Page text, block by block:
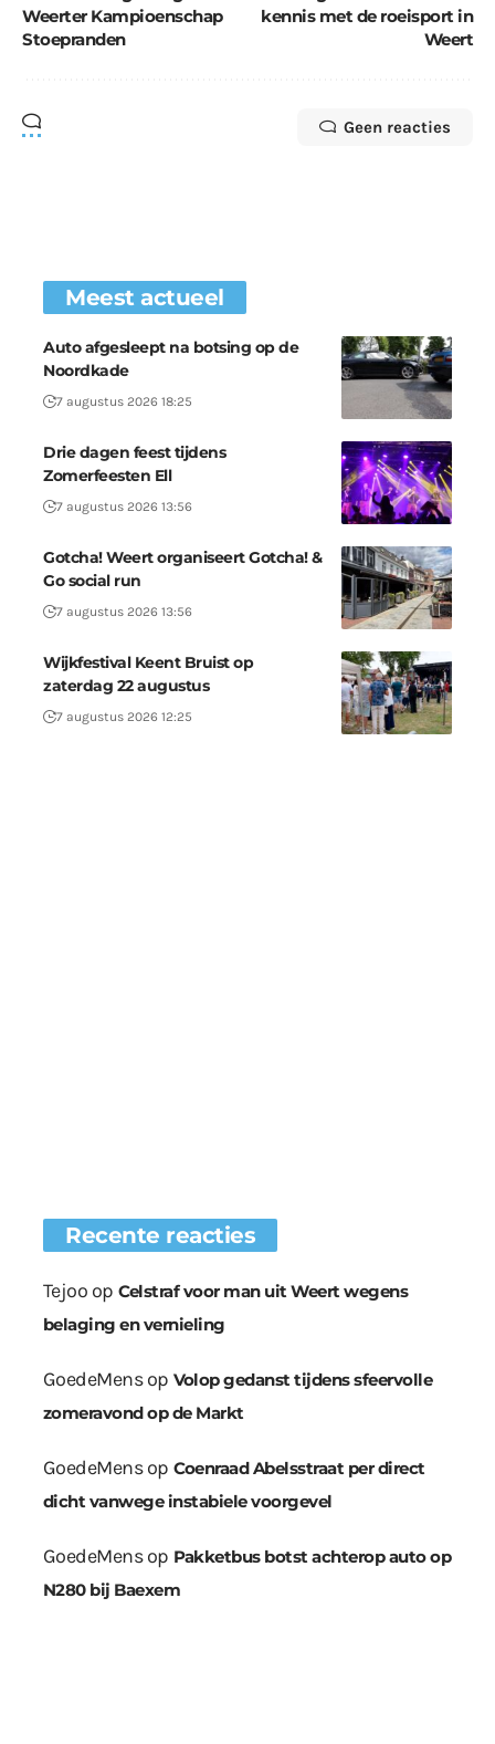
Weerter Kampioenschap
Stoepranden
kennis met de roeisport in
Weert
Geen reacties
Meest actueel
Auto afgesleept na botsing op de
Noordkade
7 augustus 2026 18:25
Drie dagen feest tijdens
Zomerfeesten Ell
7 augustus 2026 13:56
Gotcha! Weert organiseert Gotcha! &
Go social run
7 augustus 2026 13:56
Wijkfestival Keent Bruist op
zaterdag 22 augustus
7 augustus 2026 12:25
Recente reacties
Tejoo op Celstraf voor man uit Weert wegens
belaging en vernieling
GoedeMensop Volop gedanst tijdens sfeervolle
zomeravond op de Markt
GoedeMensop Coenraad Abelsstraat per direct
dicht vanwege instabiele voorgevel
GoedeMensop Pakketbus botst achterop auto op
N280 bij Baexem